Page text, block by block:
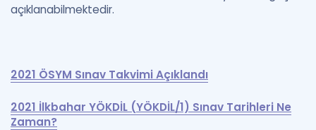
açıklanabilmektedir.
2021 ÖSYM Sınav Takvimi Açıklandı
2021 İlkbahar YÖKDİL (YÖKDİL/1) Sınav Tarihleri Ne
Zaman?